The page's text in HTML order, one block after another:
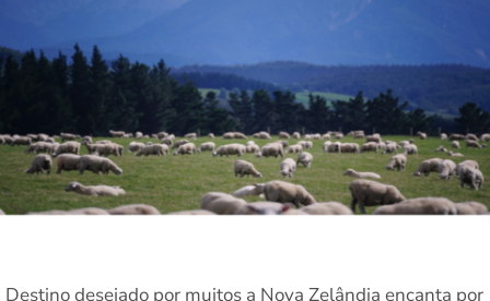
Destino desejado por muitos a Nova Zelândia encanta por